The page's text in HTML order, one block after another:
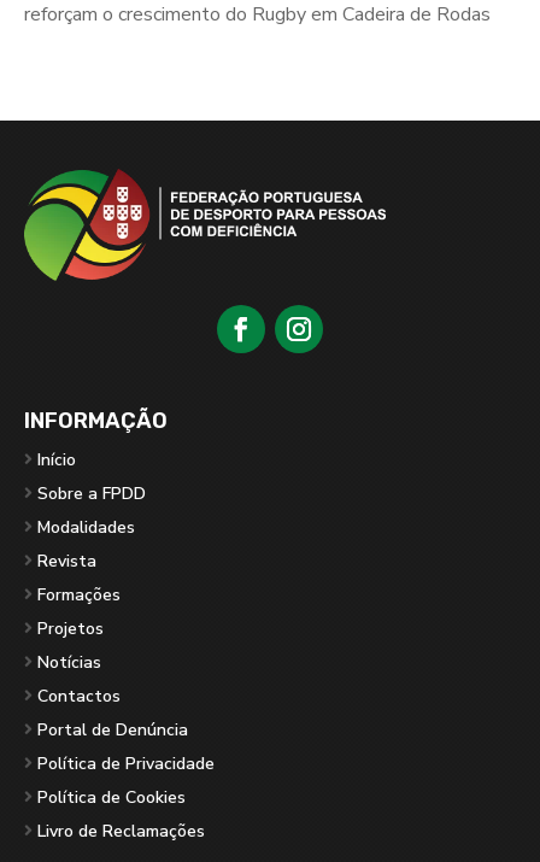
reforçam o crescimento do Rugby em Cadeira de Rodas
INFORMAÇÃO
Início
Sobre a FPDD
Modalidades
Revista
Formações
Projetos
Notícias
Contactos
Portal de Denúncia
Política de Privacidade
Política de Cookies
Livro de Reclamações